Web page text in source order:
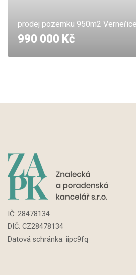
prodej pozemku 950m2 Verneřice
990 000 Kč
IČ: 28478134
DIČ: CZ28478134
Datová schránka: iipc9fq